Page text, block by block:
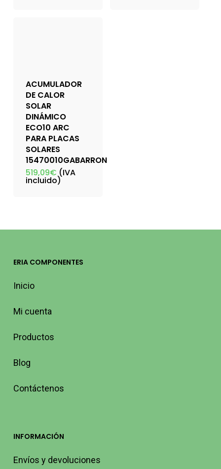
ACUMULADOR
DE CALOR
SOLAR
DINÁMICO
ECO10 ARC
PARA PLACAS
SOLARES
15470010GABARRON
519,09€ (IVA
incluido)
ERIA COMPONENTES
Inicio
Mi cuenta
Productos
Blog
Contáctenos
INFORMACIÓN
Envíos y devoluciones